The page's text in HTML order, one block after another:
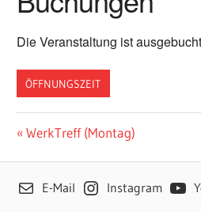
Die Veranstaltung ist
ÖFFNUNGSZEIT
Beitragsnavigation
Vorheriger
WerkTreff (Montag)
E-Mail Instagram